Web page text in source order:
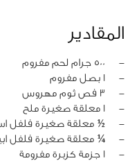
المقادير
‏-
500 جرام لحم مفروم
‏-
1 بصل مفروم
‏-
3 فص ثوم مهروس
‏-
1 معلقة صغيرة ملح
‏-
½ معلقة صغيرة فلفل
‏-
¼ معلقة صغيرة فلفل
‏-
1 جزمة كزبرة مفرومة